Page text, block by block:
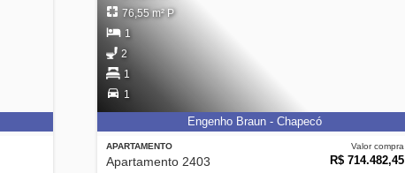
APARTAMENTO
Apartamento 2403
Valor compra
R$ 714.482,45
76,55 m² P
1
2
1
1
Engenho Braun - Chapecó